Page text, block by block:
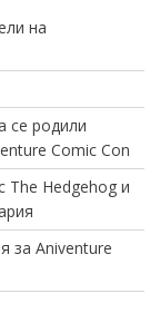
на
се родили
Comic Con
The Hedgehog и
за Aniventure